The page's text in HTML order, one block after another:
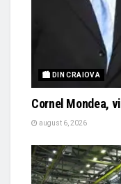
🏙 DIN CRAIOVA
Cornel Mondea,
august 6, 2026